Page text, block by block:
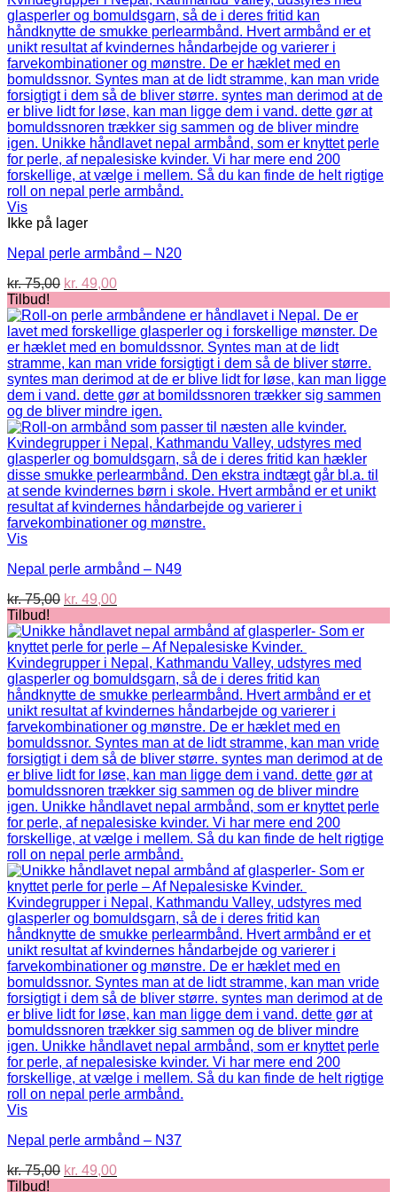
Vis
Ikke på lager
Nepal perle armbånd – N20
kr.75,00 Den
pris
var:
kr. 75,00.
kr. 49,00Den
pris
er:
kr. 49,00.
Tilbud!
Vis
Nepal perle armbånd – N49
kr.75,00 Den
pris
var:
kr. 75,00.
kr. 49,00Den
pris
er:
kr. 49,00.
Tilbud!
Vis
Nepal perle armbånd – N37
kr.75,00 Den
kr. 49,00Den
Tilbud!